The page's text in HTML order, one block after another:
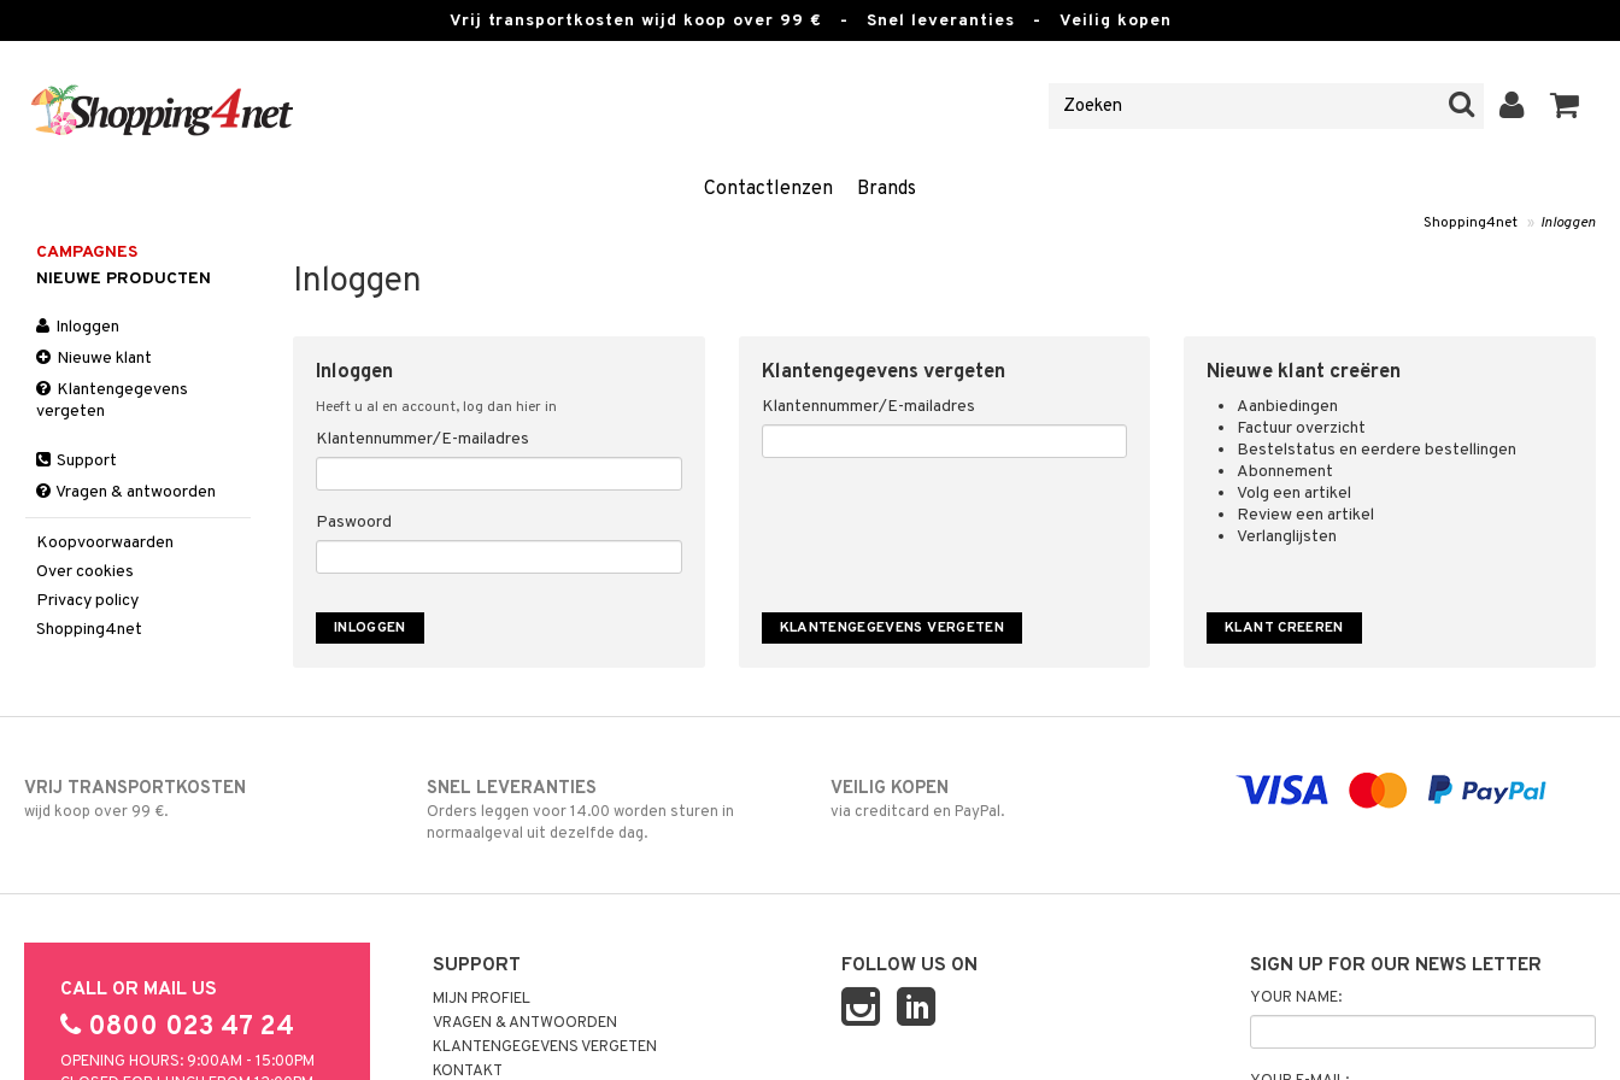
Vrij transportkosten wijd koop over 99 € - Snel leveranties - Veilig kopen
Contactlenzen Brands
Shopping4net » Inloggen
Inloggen
Inloggen
Heeft u al en account, log dan hier in
Klantennummer/E-mailadres
Paswoord
Klantengegevens vergeten
Klantennummer/E-mailadres
Nieuwe klant creëren
Aanbiedingen
Factuur overzicht
Bestelstatus en eerdere bestellingen
Abonnement
Volg een artikel
Review een artikel
Verlanglijsten
KLANT CREEREN
CAMPAGNES
NIEUWE PRODUCTEN
Inloggen
Nieuwe klant
Klantengegevens
vergeten
Support
Vragen & antwoorden
Koopvoorwaarden
Over cookies
Privacy policy
Shopping4net
VRIJ TRANSPORTKOSTEN
wijd koop over 99 €.
SNEL LEVERANTIES
Orders leggen voor 14.00 worden sturen in
normaalgeval uit dezelfde dag.
VEILIG KOPEN
via creditcard en PayPal.
CALL OR MAIL US
0800 023 47 24
OPENING HOURS: 9:00AM - 15:00PM
SUPPORT
MIJN PROFIEL
VRAGEN & ANTWOORDEN
KLANTENGEGEVENS VERGETEN
KONTAKT
FOLLOW US ON SIGN UP FOR OUR NEWS LETTER
YOUR NAME: